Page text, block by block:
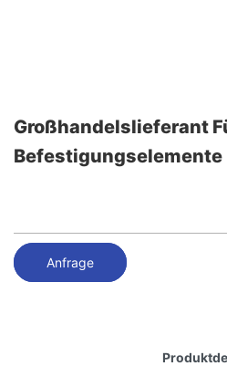
Großhandelslieferant
Befestigungselemente
Anfrage